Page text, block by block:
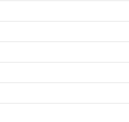
8월 택배 없는 날&광복절 택배 휴무 안내
픈]아이폰 고객 앱설치 가능합니다.